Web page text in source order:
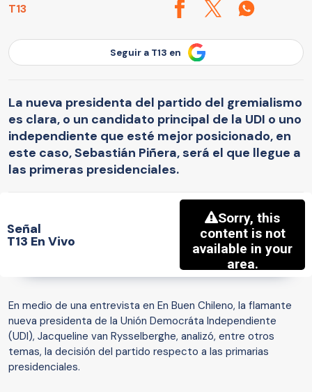
T13
Seguir a T13 en
La nueva presidenta del partido del gremialismo
es clara, o un candidato principal de la UDI o uno
independiente que esté mejor posicionado, en
este caso, Sebastián Piñera, será el que llegue a
las primeras presidenciales.
Señal
T13 En Vivo
En medio de una entrevista en En Buen Chileno, la flamante
nueva presidenta de la Unión Democráta Independiente
(UDI), Jacqueline van Rysselberghe, analizó, entre otros
temas, la decisión del partido respecto a las primarias
presidenciales.